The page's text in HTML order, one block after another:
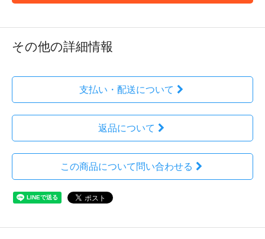
その他の詳細情報
支払い・配送について
返品について
この商品について問い合わせる